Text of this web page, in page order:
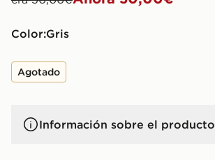
Color: gris
Agotado
Información sobre el producto